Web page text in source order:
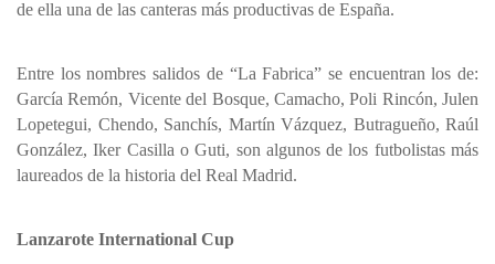
de ella una de las canteras más productivas de España.
Entre los nombres salidos de “La Fabrica” se encuentran los de:
García Remón, Vicente del Bosque, Camacho, Poli Rincón, Julen
Lopetegui, Chendo, Sanchís, Martín Vázquez, Butragueño, Raúl
González, Iker Casilla o Guti, son algunos de los futbolistas más
laureados de la historia del Real Madrid.
Lanzarote International Cup